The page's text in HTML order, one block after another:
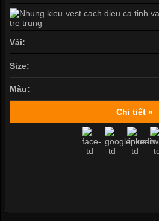
Vải:
Size:
Màu:
Chi tiết »